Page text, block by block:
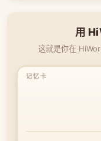
用
这就是你在